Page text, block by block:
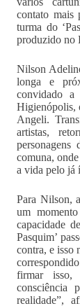
contato mais
turma do
produzido no
Nilson
longa e
convidado
Higienópolis,
Angeli.
artistas,
comuna,
a vida pelo já
Para Nilson,
um
capacidade
Pasquim’
contra, e isso
firmar isso,
consciência
realidade”,